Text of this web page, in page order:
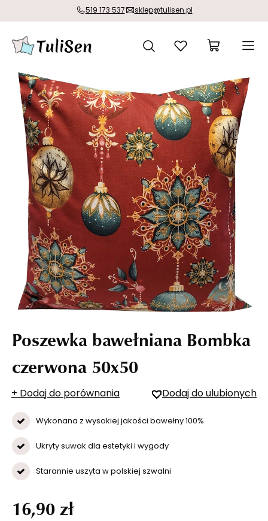
519 173 537 sklep@tulisen.pl
Poszewka bawełniana Bombka
czerwona 50x50
+ Dodaj do porównania Dodaj do ulubionych
Wykonana z wysokiej jakości bawełny 100%
Ukryty suwak dla estetyki i wygody
Starannie uszyta w polskiej szwalni
16,90 zł